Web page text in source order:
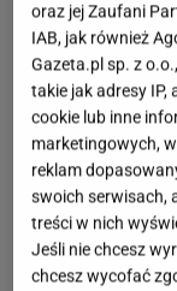
oraz jej Zaufani
IAB, jak również
Gazeta.pl sp. z
takie jak adresy
cookie lub inne
marketingowych,
reklam
swoich serwisach,
treści w nich
Jeśli nie chcesz
chcesz wycofać